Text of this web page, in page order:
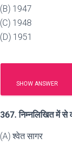
(B) 1947
(C) 1948
(D) 1951
SHOW ANSWER
367. निम्नलिखित में से
(A) श्वेत सागर